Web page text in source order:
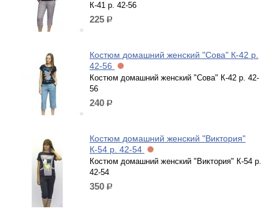
К-41 р. 42-56
225 р.
Костюм домашний женский "Сова" К-42 р.
42-56
Костюм домашний женский "Сова" К-42 р. 42-
56
240 р.
Костюм домашний женский "Виктория"
К-54 р. 42-54
Костюм домашний женский "Виктория" К-54 р.
42-54
350 р.